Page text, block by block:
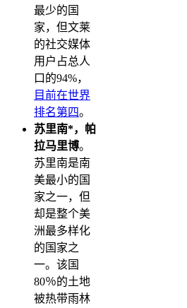
最少的国
家，但文莱
的社交媒体
用户占总人
口的94%，
目前在世界
排名第四。
苏里南*，帕
拉马里博。
苏里南是南
美最小的国
家之一，但
却是整个美
洲最多样化
的国家之
一。该国
80％的土地
被热带雨林